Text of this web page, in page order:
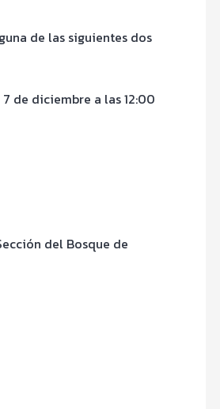
de las siguientes dos
de diciembre a las 12:00
del Bosque de